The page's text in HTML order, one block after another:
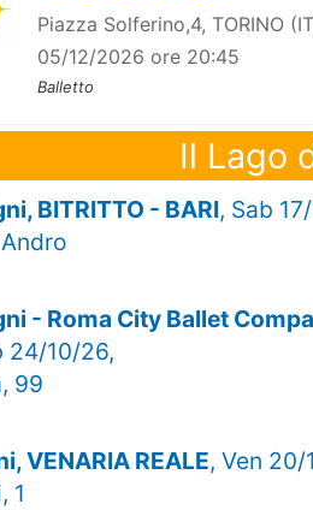
Piazza Solferino,4, TORINO
05/12/2026 ore 20:45
Balletto
Il Lago
BITRITTO - BARI, Sab
- Roma City Ballet
24/10/26,
99
VENARIA REALE, Ven 20/
1